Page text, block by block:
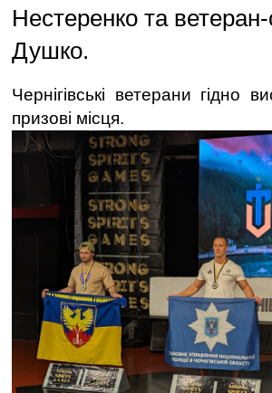
Нестеренко та
Душко.
Чернігівські ветерани гідно
призові місця.